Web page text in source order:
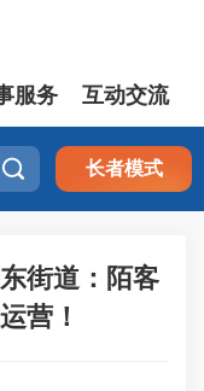
服务 互动交流
 长者模式
街道：陌客
营！